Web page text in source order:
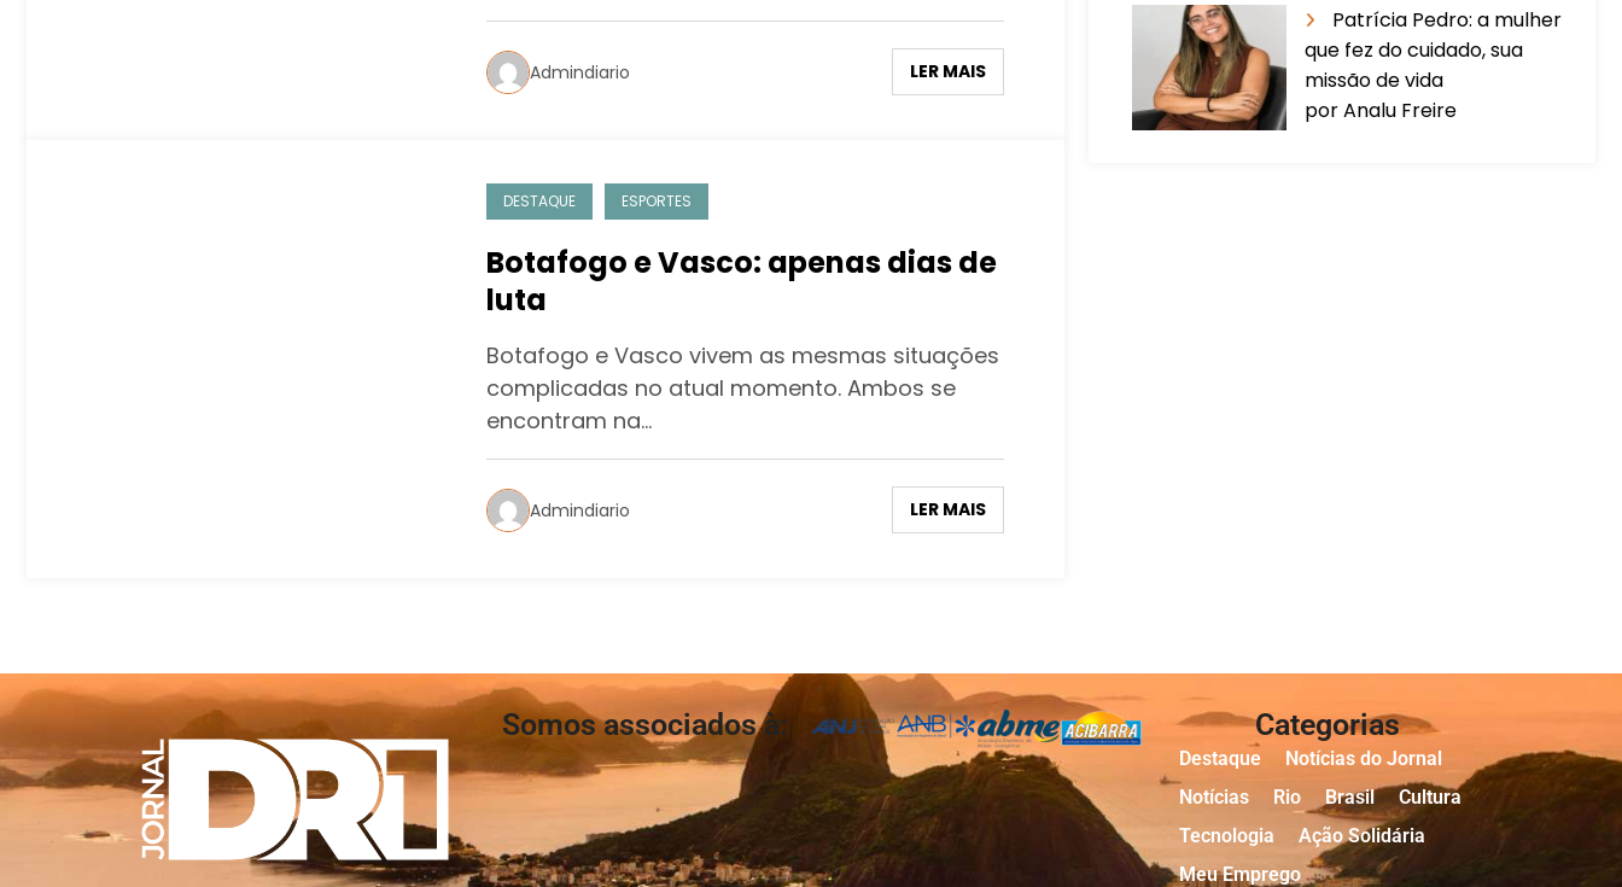
Admindiario LER MAIS
DESTAQUE ESPORTES
Botafogo e Vasco: apenas dias de
luta
Botafogo e Vasco vivem as mesmas situações
complicadas no atual momento. Ambos se
encontram na…
Admindiario LER MAIS
Patrícia Pedro: a mulher
que fez do cuidado, sua
missão de vida
por Analu Freire
Somos associados à: Categorias
Destaque
Notícias do Jornal
Notícias
Rio Brasil
Cultura
Tecnologia
Ação Solidária
Meu Emprego